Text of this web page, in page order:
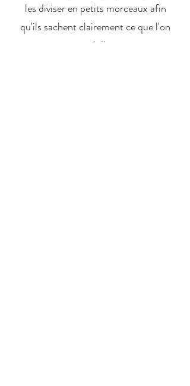
les diviser en petits morceaux afin
qu'ils sachent clairement ce que l'on
attend d'eux.